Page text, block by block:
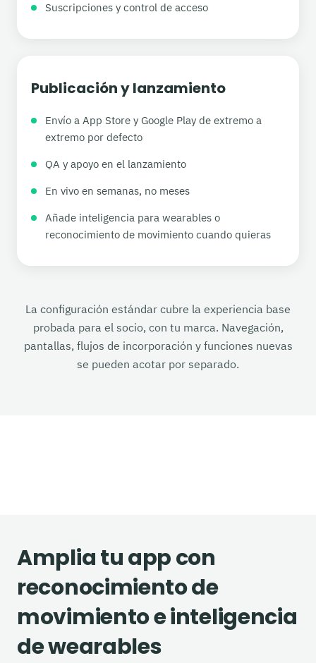
Suscripciones y control de acceso
Publicación y lanzamiento
Envío a App Store y Google Play de extremo a
extremo por defecto
QA y apoyo en el lanzamiento
En vivo en semanas, no meses
Añade inteligencia para wearables o
reconocimiento de movimiento cuando quieras
La configuración estándar cubre la experiencia base
probada para el socio, con tu marca. Navegación,
pantallas, flujos de incorporación y funciones nuevas
se pueden acotar por separado.
Amplia tu app con
reconocimiento de
movimiento e inteligencia
de wearables